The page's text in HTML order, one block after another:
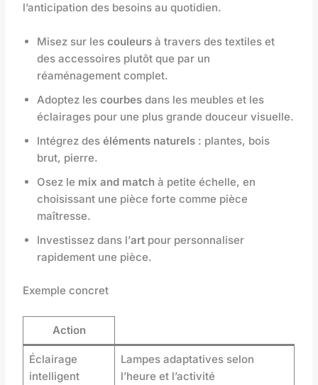
l’anticipation des besoins au quotidien.
Misez sur lescouleurs à travers des textiles et
des accessoires plutôt que par un
réaménagement complet.
Adoptez lescourbes dans les meubles et les
éclairages pour une plus grande douceur visuelle.
Intégrez deséléments naturels : plantes, bois
brut, pierre.
Osez le mix and match à petite échelle, en
choisissant une pièce forte comme pièce
maîtresse.
Investissez dans l’art pour personnaliser
rapidement une pièce.
Exemple concret
Action
Éclairage
intelligent
Lampes adaptatives selon
l’heure et l’activité